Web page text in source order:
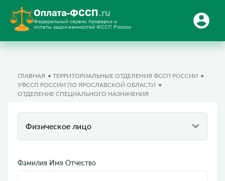
Оплата-ФССП.ru
Федеральный сервис проверки и
оплаты задолженностей ФССП России
ГЛАВНАЯ
ТЕРРИТОРИАЛЬНЫЕ ОТДЕЛЕНИЯ ФССП РОССИИ
УФССП РОССИИ ПО ЯРОСЛАВСКОЙ ОБЛАСТИ
ОТДЕЛЕНИЕ СПЕЦИАЛЬНОГО НАЗНАЧЕНИЯ
Физическое лицо
Фамилия Имя Отчество